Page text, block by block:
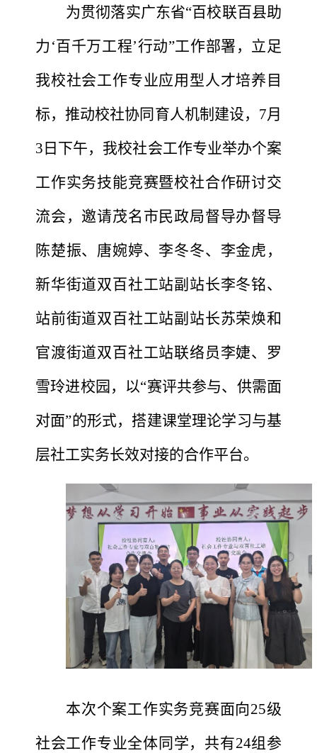
为贯彻落实广东省“百校联百县助
力‘百千万工程’行动”工作部署，立足
我校社会工作专业应用型人才培养目
标，推动校社协同育人机制建设，7月
3日下午，我校社会工作专业举办个案
工作实务技能竞赛暨校社合作研讨交
流会，邀请茂名市民政局督导办督导
陈楚振、唐婉婷、李冬冬、李金虎，
新华街道双百社工站副站长李冬铭、
站前街道双百社工站副站长苏荣焕和
官渡街道双百社工站联络员李婕、罗
雪玲进校园，以“赛评共参与、供需面
对面”的形式，搭建课堂理论学习与基
层社工实务长效对接的合作平台。
本次个案工作实务竞赛面向25级
社会工作专业全体同学，共有24组参